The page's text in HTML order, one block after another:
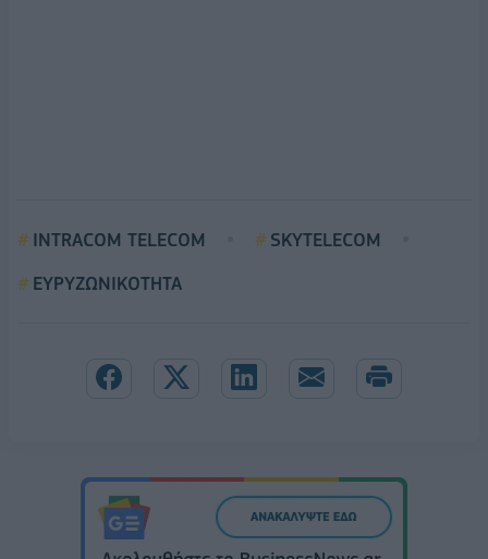
INTRACOM TELECOM
SKYTELECOM
ΕΥΡΥΖΩΝΙΚΟΤΗΤΑ